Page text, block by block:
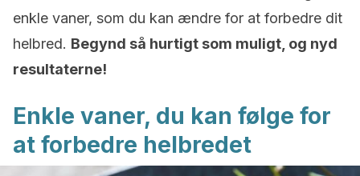
enkle vaner, som du kan ændre for at forbedre dit
helbred. Begynd så hurtigt som muligt, og nyd
resultaterne!
Enkle vaner, du kan følge for
at forbedre helbredet